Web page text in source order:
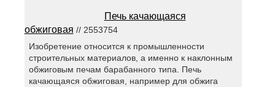
Печь качающаяся
обжиговая // 2553754
Изобретение относится к промышленности
строительных материалов, а именно к наклонным
обжиговым печам барабанного типа. Печь
качающаяся обжиговая, например для обжига